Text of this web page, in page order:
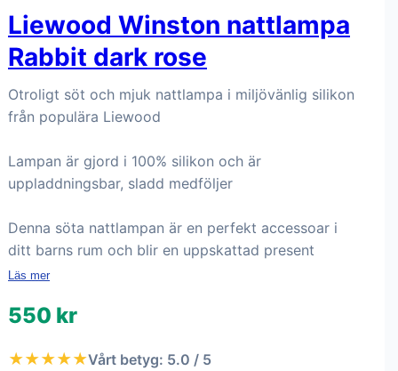
Liewood Winston nattlampa
Rabbit dark rose
Otroligt söt och mjuk nattlampa i miljövänlig silikon
från populära Liewood
Lampan är gjord i 100% silikon och är
uppladdningsbar, sladd medföljer
Denna söta nattlampan är en perfekt accessoar i
ditt barns rum och blir en uppskattad present
Läs mer
550 kr
★★★★★Vårt betyg: 5.0 / 5